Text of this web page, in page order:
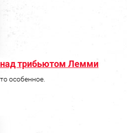
над трибьютом Лемми
особенное.